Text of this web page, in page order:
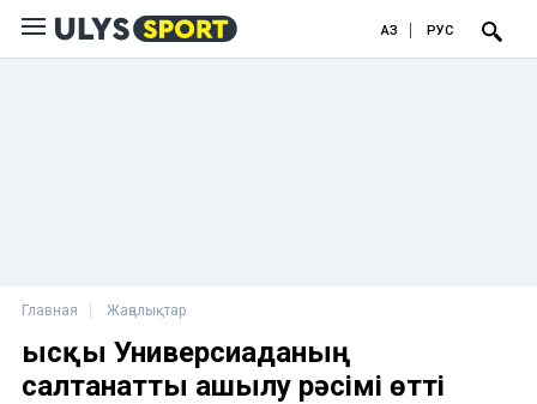
ҚАЗ РУС
Главная Жаңалықтар
Қысқы Универсиаданың
салтанатты ашылу рәсімі өтті